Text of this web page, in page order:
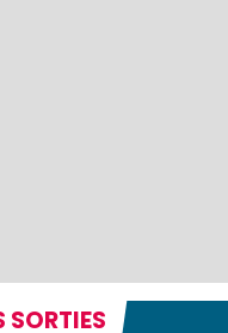
SORTIES